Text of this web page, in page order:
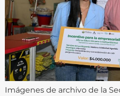
Imágenes de archivo de la